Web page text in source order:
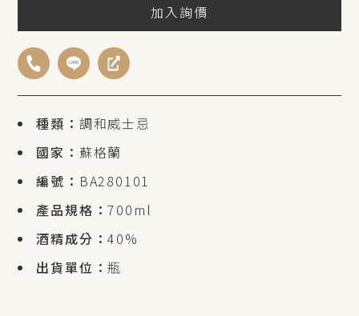
種類： 調和威士忌
國家： 蘇格蘭
編號： BA280101
產品規格：700ml
酒精成分：40%
出貨單位：瓶
加入詢價